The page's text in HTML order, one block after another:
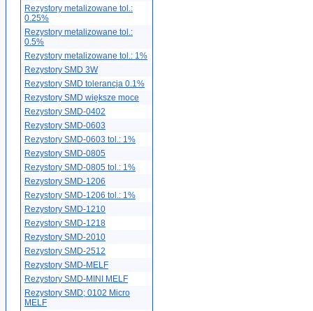
Rezystory metalizowane tol.:
0.25%
Rezystory metalizowane tol.:
0.5%
Rezystory metalizowane tol.: 1%
Rezystory SMD 3W
Rezystory SMD tolerancja 0.1%
Rezystory SMD większe moce
Rezystory SMD-0402
Rezystory SMD-0603
Rezystory SMD-0603 tol.: 1%
Rezystory SMD-0805
Rezystory SMD-0805 tol.: 1%
Rezystory SMD-1206
Rezystory SMD-1206 tol.: 1%
Rezystory SMD-1210
Rezystory SMD-1218
Rezystory SMD-2010
Rezystory SMD-2512
Rezystory SMD-MELF
Rezystory SMD-MINI MELF
Rezystory SMD; 0102 Micro
MELF